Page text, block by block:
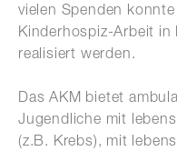
vielen Spenden
Kinderhospiz-Arbeit in
realisiert werden.
Das AKM bietet
Jugendliche mit
(z.B. Krebs), mit